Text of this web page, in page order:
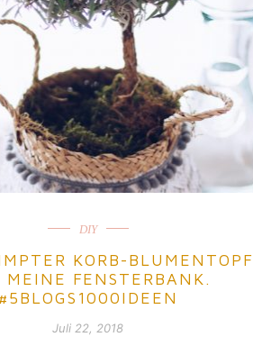
DIY
KORB-BLUMENTOPF
MEINE FENSTERBANK.
#5BLOGS1000IDEEN
Juli 22, 2018